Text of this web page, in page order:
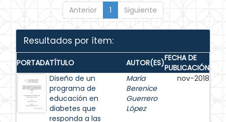
Anterior 1 Siguiente
Resultados por ítem:
PORTADATÍTULO AUTOR(ES)FECHA DE
PUBLICACIÓN
Diseño de un
programa de
educación en
diabetes que
responda a las
María
Berenice
Guerrero
López
nov-2018